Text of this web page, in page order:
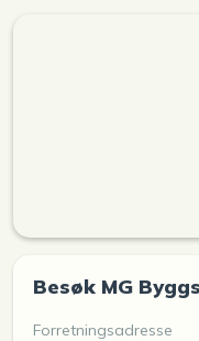
Besøk MG
Forretningsadresse